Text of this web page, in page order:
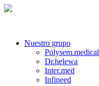
Nuestro grupo
Polysem.medical
Dr.helewa
Inter.med
Infineed